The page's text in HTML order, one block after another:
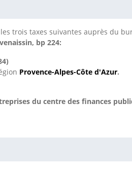
trois taxes suivantes auprès du
bp 224:
Provence-Alpes-Côte d'Azur.
du centre des finances